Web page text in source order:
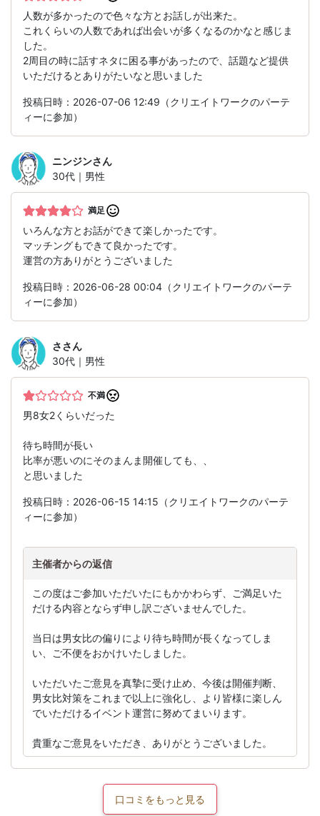
人数が多かったので色々な方とお話しが出来た。
これくらいの人数であれば出会いが多くなるのかなと感じま
した。
2周目の時に話すネタに困る事があったので、話題など提供
いただけるとありがたいなと思いました
投稿日時：2026-07-06 12:49（クリエイトワークのパーテ
ィーに参加）
ニンジンさん
30代｜男性
満足
いろんな方とお話ができて楽しかったです。
マッチングもできて良かったです。
運営の方ありがとうございました
投稿日時：2026-06-28 00:04（クリエイトワークのパーテ
ィーに参加）
ささん
30代｜男性
不満
男8女2くらいだった
待ち時間が長い
比率が悪いのにそのまんま開催しても、、
と思いました
投稿日時：2026-06-15 14:15（クリエイトワークのパーテ
ィーに参加）
主催者からの返信
この度はご参加いただいたにもかかわらず、ご満足いた
だける内容とならず申し訳ございませんでした。
当日は男女比の偏りにより待ち時間が長くなってしま
い、ご不便をおかけいたしました。
いただいたご意見を真摯に受け止め、今後は開催判断、
男女比対策をこれまで以上に強化し、より皆様に楽しん
でいただけるイベント運営に努めてまいります。
貴重なご意見をいただき、ありがとうございました。
口コミをもっと見る